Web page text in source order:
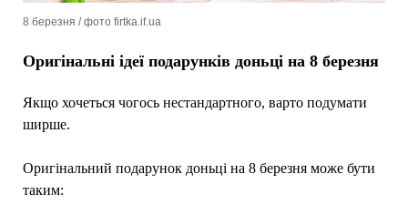
8 березня / фото firtka.if.ua
Оригінальні ідеї подарунків доньці на 8 березня
Якщо хочеться чогось нестандартного, варто подумати
ширше.
Оригінальний подарунок доньці на 8 березня може бути
таким: